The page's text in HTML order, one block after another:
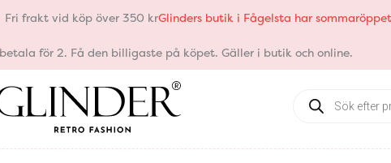
Fri frakt vid köp över 350 krGlinders butik i Fågelsta har
för 2. Få den billigaste på köpet. Gäller i butik och online.
search